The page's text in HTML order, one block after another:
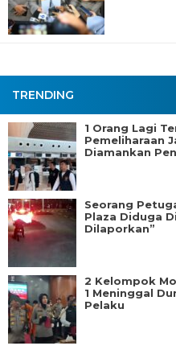
TRENDING
1 Orang Lagi
Pemeliharaan
Diamankan
Seorang
Plaza Diduga
Dilaporkan”
2 Kelompok
1 Meninggal
Pelaku